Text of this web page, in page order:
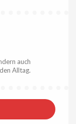
auch
Alltag.